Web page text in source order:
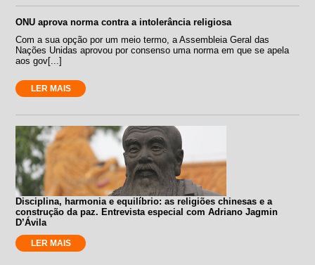
ONU aprova norma contra a intolerância religiosa
Com a sua opção por um meio termo, a Assembleia Geral das
Nações Unidas aprovou por consenso uma norma em que se apela
aos gov[...]
LER MAIS
Disciplina, harmonia e equilíbrio: as religiões chinesas e a
construção da paz. Entrevista especial com Adriano Jagmin
D’Ávila
LER MAIS